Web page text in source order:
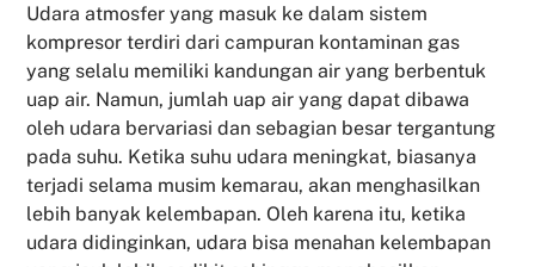
Udara atmosfer yang masuk ke dalam sistem
kompresor terdiri dari campuran kontaminan gas
yang selalu memiliki kandungan air yang berbentuk
uap air. Namun, jumlah uap air yang dapat dibawa
oleh udara bervariasi dan sebagian besar tergantung
pada suhu. Ketika suhu udara meningkat, biasanya
terjadi selama musim kemarau, akan menghasilkan
lebih banyak kelembapan. Oleh karena itu, ketika
udara didinginkan, udara bisa menahan kelembapan